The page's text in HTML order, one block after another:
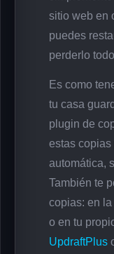
sitio web en
puedes
perderlo
Es como
tu casa
plugin de
estas copias
automática,
También te
copias: en
o en tu
UpdraftPlus